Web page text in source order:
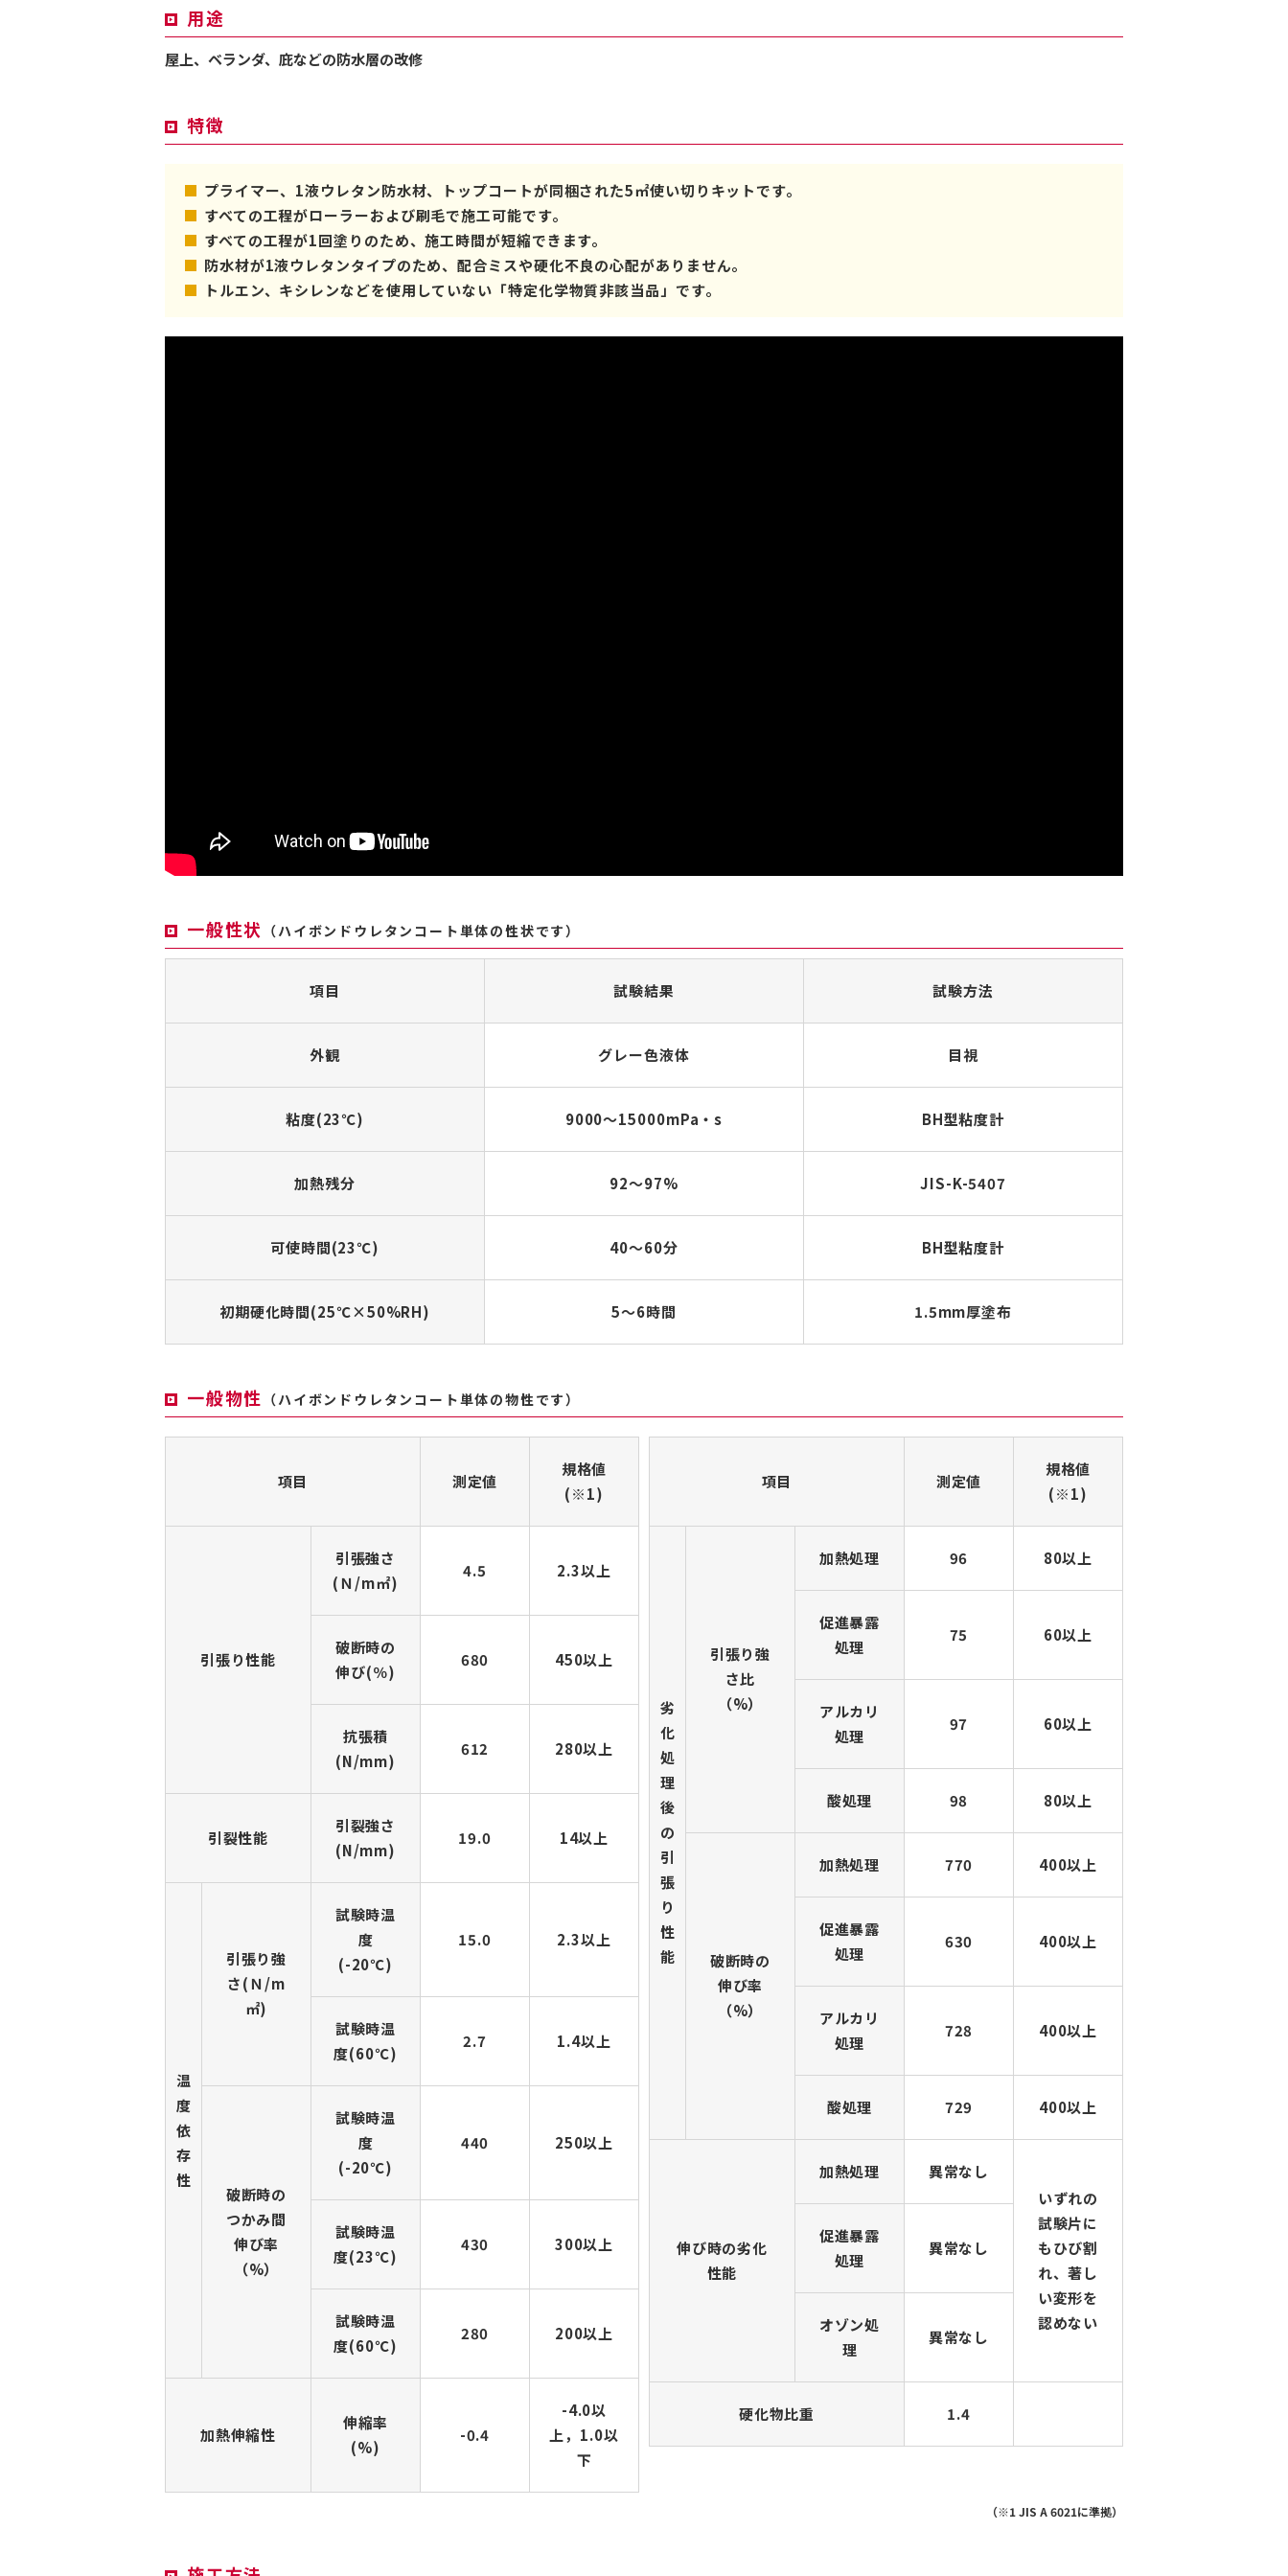
用途
屋上、ベランダ、庇などの防水層の改修
特徴
プライマー、1液ウレタン防水材、トップコートが同梱された5㎡使い切りキットです。
すべての工程がローラーおよび刷毛で施工可能です。
すべての工程が1回塗りのため、施工時間が短縮できます。
防水材が1液ウレタンタイプのため、配合ミスや硬化不良の心配がありません。
トルエン、キシレンなどを使用していない「特定化学物質非該当品」です。
一般性状 （ハイボンドウレタンコート単体の性状です）
項目 試験結果 試験方法
外観 グレー色液体 目視
粘度(23℃) 9000〜15000mPa・s BH型粘度計
加熱残分 92～97% JIS-K-5407
可使時間(23℃) 40〜60分 BH型粘度計
初期硬化時間(25℃×50%RH) 5〜6時間 1.5mm厚塗布
一般物性 （ハイボンドウレタンコート単体の物性です）
項目 測定値
規格値
(※1)
引張り性能
引張強さ
(Ｎ/m㎡)
4.5 2.3以上
破断時の
伸び(％)
680 450以上
抗張積
(N/mm)
612 280以上
引裂性能
引裂強さ
(N/mm)
19.0 14以上
温
度
依
存
性
引張り強
さ(Ｎ/m
㎡)
試験時温
度
(-20℃)
15.0 2.3以上
試験時温
度(60℃)
2.7 1.4以上
破断時の
つかみ間
伸び率
（%）
試験時温
度
(-20℃)
440 250以上
試験時温
度(23℃)
430 300以上
試験時温
度(60℃)
280 200以上
加熱伸縮性
伸縮率
(%)
-0.4
-4.0以
上，1.0以
下
項目 測定値
規格値
(※1)
劣
化
処
理
後
の
引
張
り
性
能
引張り強
さ比
（%）
加熱処理 96 80以上
促進暴露
処理
75 60以上
アルカリ
処理
97 60以上
酸処理 98 80以上
破断時の
伸び率
（%）
加熱処理 770 400以上
促進暴露
処理
630 400以上
アルカリ
処理
728 400以上
酸処理 729 400以上
伸び時の劣化
性能
加熱処理
異常なし
いずれの
試験片に
もひび割
れ、著し
い変形を
認めない
促進暴露
処理
異常なし
オゾン処
理
異常なし
硬化物比重 1.4
（※1 JIS A 6021に準拠）